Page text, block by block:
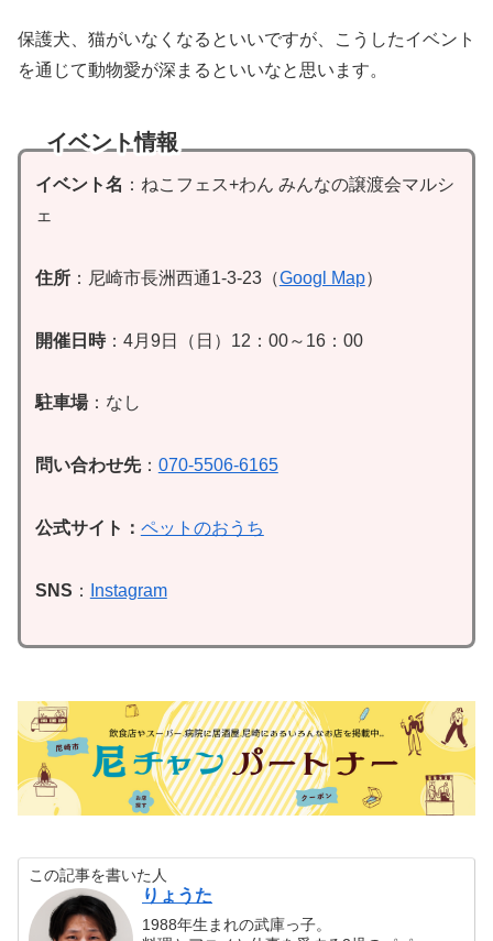
保護犬、猫がいなくなるといいですが、こうしたイベント
を通じて動物愛が深まるといいなと思います。
イベント情報
イベント名 ：ねこフェス+わん みんなの譲渡会マルシ
ェ
住所：尼崎市長洲西通1-3-23（Googl Map）
開催日時：4月9日（日）12：00～16：00
駐車場：なし
問い合わせ先： 070-5506-6165
公式サイト： ペットのおうち
SNS ： Instagram
この記事を書いた人
りょうた
1988年生まれの武庫っ子。